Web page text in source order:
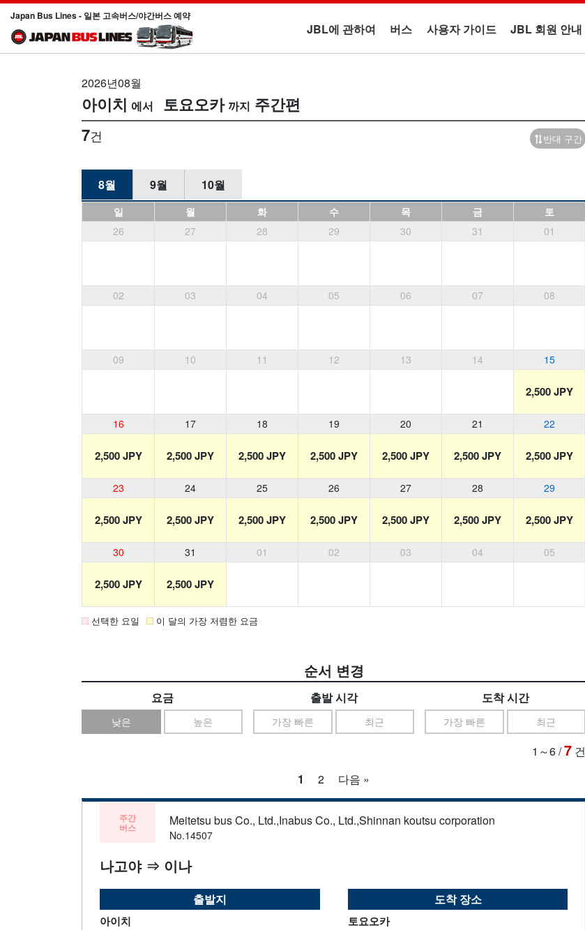
Japan Bus Lines - 일본 고속버스/야간버스 예약
JBL에 관하여 버스 사용자 가이드 JBL 회원 안내
2026년08월
아이치 토요오카
주간편
7건 반대 구간
8월 9월 10월
일 월 화 수 목 금
토
26
27 28 29 30 31 01
02 03 04 05 06 07 08
09 10 11 12 13 14 15
2,500 JPY
16 17 18 19 20 21 22
2,500 JPY 2,500 JPY 2,500 JPY 2,500 JPY 2,500 JPY 2,500 JPY 2,500 JPY
23 24 25 26 27 28 29
2,500 JPY 2,500 JPY 2,500 JPY 2,500 JPY 2,500 JPY 2,500 JPY 2,500 JPY
30 31 01 02 03 04 05
2,500 JPY 2,500 JPY
선택한 요일 이 달의 가장 저렴한 요금
순서 변경
요금
낮은 높은
출발 시각
가장 빠른 최근
도착 시간
가장 빠른 최근
1～6/7 건
1
2 다음 »
주간
버스 Meitetsu bus Co., Ltd.,Inabus Co., Ltd.,Shinnan koutsu corporation
No.14507
나고야 ⇒ 이나
출발지
아이치
도착 장소
토요오카